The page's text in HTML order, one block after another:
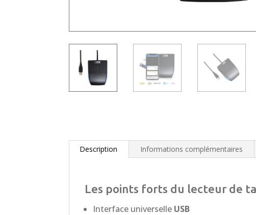
Description Informations complémentaires
Les points forts du lecteur de
Interface universelle USB